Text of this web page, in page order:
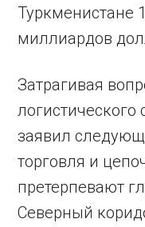
Туркменистане
миллиардов
Затрагивая
заявил
торговля и
претерпевают
Северный